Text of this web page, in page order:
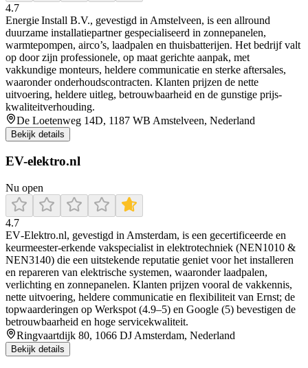
4.7
Energie Install B.V., gevestigd in Amstelveen, is een allround
duurzame installatiepartner gespecialiseerd in zonnepanelen,
warmtepompen, airco’s, laadpalen en thuisbatterijen. Het bedrijf valt
op door zijn professionele, op maat gerichte aanpak, met
vakkundige monteurs, heldere communicatie en sterke aftersales,
waaronder onderhoudscontracten. Klanten prijzen de nette
uitvoering, heldere uitleg, betrouwbaarheid en de gunstige prijs-
kwaliteitverhouding.
De Loetenweg 14D, 1187 WB Amstelveen, Nederland
Bekijk details
EV-elektro.nl
Nu open
4.7
EV‑Elektro.nl, gevestigd in Amsterdam, is een gecertificeerde en
keurmeester‑erkende vakspecialist in elektrotechniek (NEN1010 &
NEN3140) die een uitstekende reputatie geniet voor het installeren
en repareren van elektrische systemen, waaronder laadpalen,
verlichting en zonnepanelen. Klanten prijzen vooral de vakkennis,
nette uitvoering, heldere communicatie en flexibiliteit van Ernst; de
topwaarderingen op Werkspot (4.9–5) en Google (5) bevestigen de
betrouwbaarheid en hoge servicekwaliteit.
Ringvaartdijk 80, 1066 DJ Amsterdam, Nederland
Bekijk details